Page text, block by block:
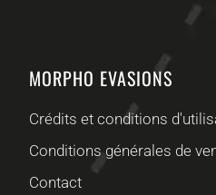
MORPHO EVASIONS
Crédits et conditions
Conditions générales de
Contact